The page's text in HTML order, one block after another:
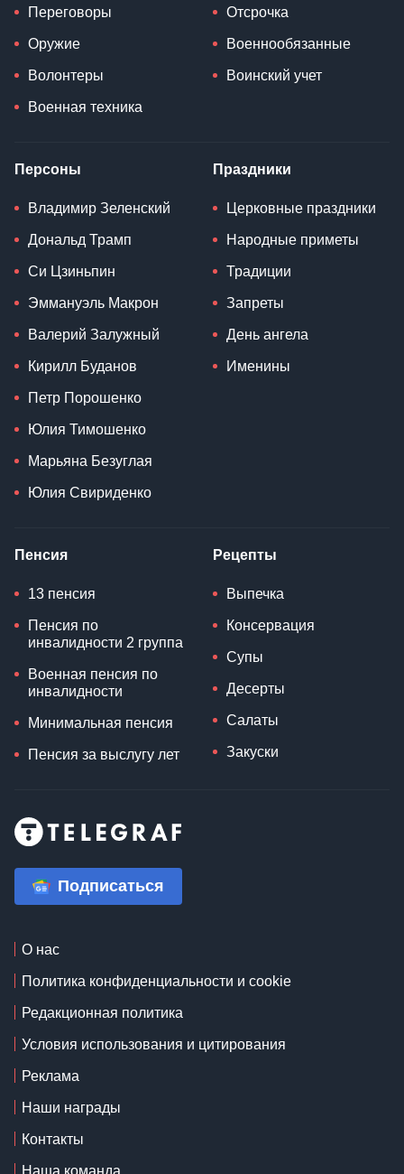
Переговоры
Оружие
Волонтеры
Военная техника
Отсрочка
Военнообязанные
Воинский учет
Персоны
Владимир Зеленский
Дональд Трамп
Си Цзиньпин
Эммануэль Макрон
Валерий Залужный
Кирилл Буданов
Петр Порошенко
Юлия Тимошенко
Марьяна Безуглая
Юлия Свириденко
Праздники
Церковные праздники
Народные приметы
Традиции
Запреты
День ангела
Именины
Пенсия
13 пенсия
Пенсия по
инвалидности 2 группа
Военная пенсия по
инвалидности
Минимальная пенсия
Пенсия за выслугу лет
Рецепты
Выпечка
Консервация
Супы
Десерты
Салаты
Закуски
Подписаться
О нас
Политика конфиденциальности и cookie
Редакционная политика
Условия использования и цитирования
Реклама
Наши награды
Контакты
Наша команда